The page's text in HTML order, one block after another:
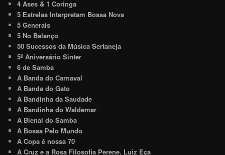
4 Ases & 1 Coringa
5 Estrelas Interpretam Bossa Nova
5 Generais
5 No Balanço
50 Sucessos da Música Sertaneja
5º Aniversário Sinter
6 de Samba
A Banda do Carnaval
A Banda do Gato
A Bandinha da Saudade
A Bandinha do Waldemar
A Bienal do Samba
A Bossa Pelo Mundo
A Copa é nossa 70
A Cruz e a Rosa Filosofia Perene. Luiz Eça